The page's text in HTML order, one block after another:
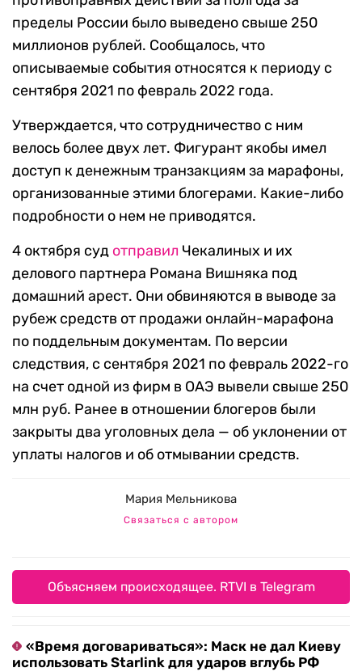
пределы России было выведено свыше 250
миллионов рублей. Сообщалось, что
описываемые события относятся к периоду с
сентября 2021 по февраль 2022 года.
Утверждается, что сотрудничество с ним
велось более двух лет. Фигурант якобы имел
доступ к денежным транзакциям за марафоны,
организованные этими блогерами. Какие-либо
подробности о нем не приводятся.
4 октября суд отправил Чекалиных и их
делового партнера Романа Вишняка под
домашний арест. Они обвиняются в выводе за
рубеж средств от продажи онлайн-марафона
по поддельным документам. По версии
следствия, с сентября 2021 по февраль 2022-го
на счет одной из фирм в ОАЭ вывели свыше 250
млн руб. Ранее в отношении блогеров были
закрыты два уголовных дела — об уклонении от
уплаты налогов и об отмывании средств.
Мария Мельникова
Связаться с автором
Объясняем происходящее. RTVI в Telegram
«Время договариваться»: Маск не дал Киеву
использовать Starlink для ударов вглубь РФ